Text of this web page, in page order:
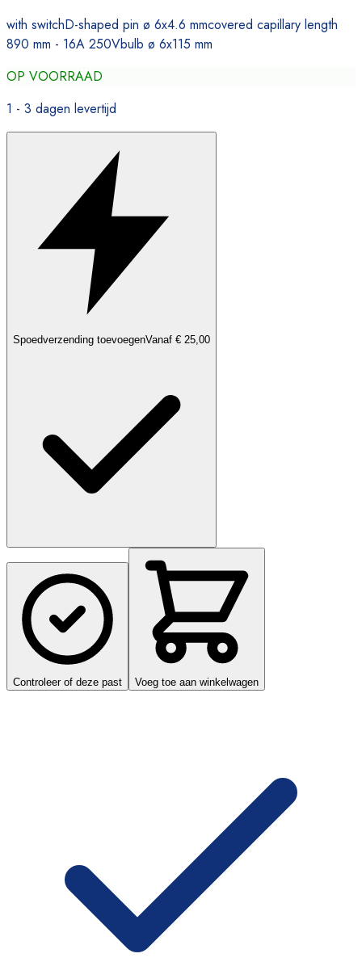
with switchD-shaped pin ø 6x4.6 mmcovered capillary length
890 mm - 16A 250Vbulb ø 6x115 mm
OP VOORRAAD
1 - 3 dagen levertijd
Spoedverzending toevoegenVanaf € 25,00
Controleer of deze past Voeg toe aan winkelwagen